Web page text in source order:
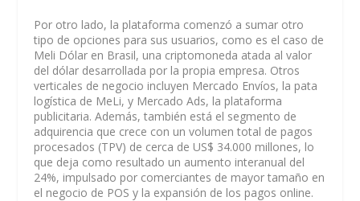
Por otro lado, la plataforma comenzó a sumar otro
tipo de opciones para sus usuarios, como es el caso de
Meli Dólar en Brasil, una criptomoneda atada al valor
del dólar desarrollada por la propia empresa. Otros
verticales de negocio incluyen Mercado Envíos, la pata
logística de MeLi, y Mercado Ads, la plataforma
publicitaria. Además, también está el segmento de
adquirencia que crece con un volumen total de pagos
procesados (TPV) de cerca de US$ 34.000 millones, lo
que deja como resultado un aumento interanual del
24%, impulsado por comerciantes de mayor tamaño en
el negocio de POS y la expansión de los pagos online.